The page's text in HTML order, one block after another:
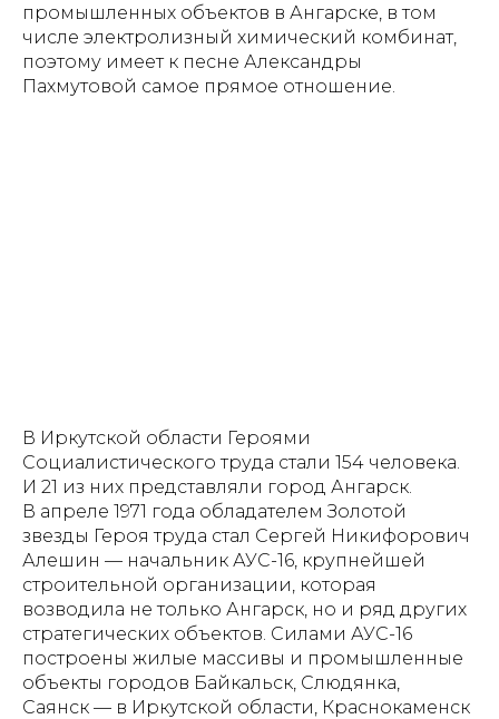
промышленных объектов в Ангарске, в том
числе электролизный химический комбинат,
поэтому имеет к песне Александры
Пахмутовой самое прямое отношение.
В Иркутской области Героями
Социалистического труда стали 154 человека.
И 21 из них представляли город Ангарск.
В апреле 1971 года обладателем Золотой
звезды Героя труда стал Сергей Никифорович
Алешин — начальник АУС-16, крупнейшей
строительной организации, которая
возводила не только Ангарск, но и ряд других
стратегических объектов. Силами АУС-16
построены жилые массивы и промышленные
объекты городов Байкальск, Слюдянка,
Саянск — в Иркутской области, Краснокаменск